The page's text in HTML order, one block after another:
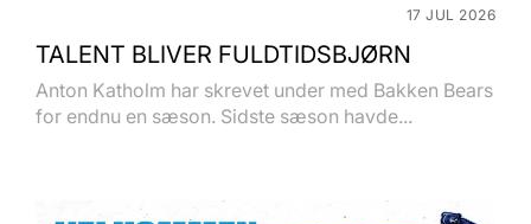
17 JUL 2026
TALENT BLIVER FULDTIDSBJØRN
Anton Katholm har skrevet under med Bakken Bears
for endnu en sæson. Sidste sæson havde...